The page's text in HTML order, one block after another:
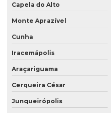
Capela do Alto
Monte Aprazível
Cunha
Iracemápolis
Araçariguama
Cerqueira César
Junqueirópolis